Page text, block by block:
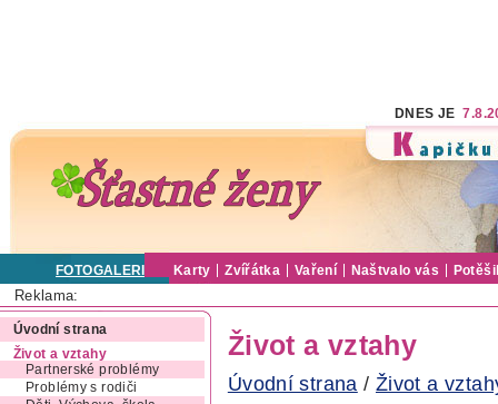
DNES JE
FOTOGALERIE Karty Zvířátka Vaření Naštvalo vás
Reklama:
Úvodní strana
Život a vztahy
Partnerské problémy
Problémy s rodiči
Život a vztahy
Úvodní strana / Život a